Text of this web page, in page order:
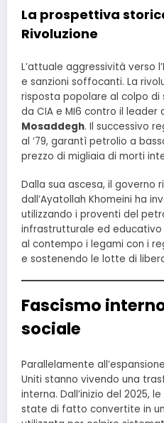
La prospettiva
Rivoluzione
L’attuale aggressività verso
e sanzioni soffocanti. La
risposta popolare al colpo di
da CIA e MI6 contro il leader
Mosaddegh. Il successivo
al ’79, garantì petrolio a
prezzo di migliaia di morti
Dalla sua ascesa, il governo
dall’Ayatollah Khomeini ha
utilizzando i proventi del
infrastrutturale ed educativo
al contempo i legami con i
e sostenendo le lotte di
Fascismo
sociale
Parallelamente
Uniti stanno vivendo una
interna. Dall’inizio del 2025,
state di fatto convertite in